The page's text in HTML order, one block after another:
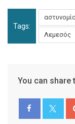
Tags:
αστυνομία
Λεμεσός
You can share